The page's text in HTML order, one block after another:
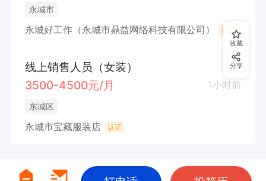
永城市
永城好工作（永城市鼎益网络科技有限公司） 认证
线上销售人员（女装）
3500-4500元/月
1小时前
东城区
永城市宝藏服装店 认证
收藏
分享